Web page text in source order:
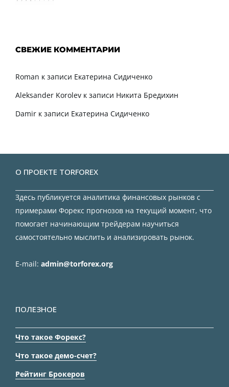
СВЕЖИЕ КОММЕНТАРИИ
Roman к записи Екатерина Сидиченко
Aleksander Korolev к записи Никита Бредихин
Damir к записи Екатерина Сидиченко
О ПРОЕКТЕ TORFOREX
Здесь публикуется аналитика финансовых рынков с
примерами Форекс прогнозов на текущий момент, что
помогает начинающим трейдерам научиться
самостоятельно мыслить и анализировать рынок.
E-mail: admin@torforex.org
ПОЛЕЗНОЕ
Что такое Форекс?
Что такое демо-счет?
Рейтинг Брокеров